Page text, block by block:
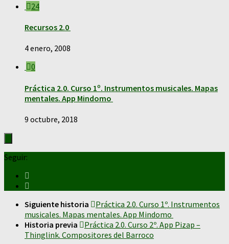
24
Recursos 2.0
4 enero, 2008
0
Práctica 2.0. Curso 1º. Instrumentos musicales. Mapas
mentales. App Mindomo
9 octubre, 2018
Seguir:
Siguiente historia
Práctica 2.0. Curso 1º. Instrumentos
musicales. Mapas mentales. App Mindomo
Historia previa
Práctica 2.0. Curso 2º. App Pizap –
Thinglink. Compositores del Barroco